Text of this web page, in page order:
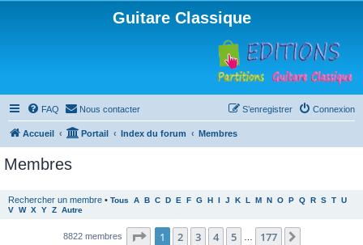
Guitare Classique
FAQ Nous contacter Connexion
S’enregistrer
Accueil Portail Index du forum Membres
Membres
Rechercher un membre • Tous A B C D E F G H I J K L M N O P Q R S T U
V W X Y Z Autre
8822 membres Page 1sur177
1 2 3 4 5 177